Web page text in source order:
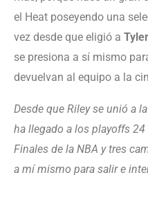
el Heat poseyendo una
vez desde que eligió a
se presiona a sí mismo
devuelvan al equipo a la
Desde que Riley se unió a
ha llegado a los playoffs
Finales de la NBA y tres
a mí mismo para salir e